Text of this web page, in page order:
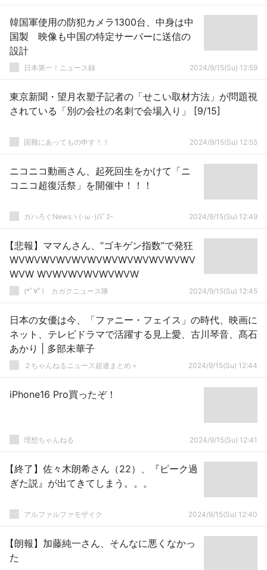
韓国軍使用の防犯カメラ1300台、中身は中
国製 映像も中国の特定サーバーに送信の
設計
日本第一！ニュース録 2024/9/15(Su) 12:59
東京新聞・望月衣塑子記者の「せこい取材方法」が問題視
されている「別の会社の名刺で会場入り」 [9/15]
国難にあってもの申す！！ 2024/9/15(Su) 12:55
ニコニコ動画さん、起死回生をかけて「ニ
コニコ超復活祭」を開催中！！！
ガハろぐNewsヽ(･ω･)/ｽﾞｺｰ 2024/9/15(Su) 12:49
【悲報】ママんさん、“ゴキゲン指数”で発狂
WVWVWVWVWVWVWVWVWVWVWVWV
WVW WVWVWVWVWVWVW
(*ﾟ∀ﾟ)ゞカガクニュース隊 2024/9/15(Su) 12:45
日本の女優は今、「ファニー・フェイス」の時代、映画に
ネット、テレビドラマで活躍する見上愛、古川琴音、髙石
あかり | 多部未華子
２ちゃんねるニュース超速まとめ＋ 2024/9/15(Su) 12:44
iPhone16 Pro買ったぞ！
理想ちゃんねる 2024/9/15(Su) 12:41
【終了】佐々木朗希さん（22）、『ピーク過
ぎた説』が出てきてしまう。。。
アルファルファモザイク 2024/9/15(Su) 12:40
【朗報】加藤純一さん、そんなに悪くなかっ
た